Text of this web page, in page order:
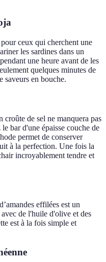
ceux qui cherchent une
les sardines dans un
une heure avant de les
quelques minutes de
saveurs en bouche.
de sel ne manquera pas
bar d'une épaisse couche de
permet de conserver
à la perfection. Une fois la
incroyablement tendre et
effilées est un
de l'huile d'olive et des
est à la fois simple et